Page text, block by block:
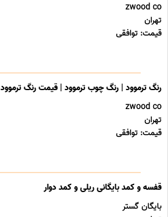
zwood co
تهران
قیمت: توافقی
رنگ ترموود | رنگ چوب ترموود | قیمت رنگ ترموود
zwood co
تهران
قیمت: توافقی
قفسه و کمد بایگانی ریلی و کمد دوار
بایگان گستر